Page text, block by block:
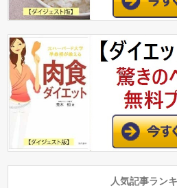
人気記事ラン